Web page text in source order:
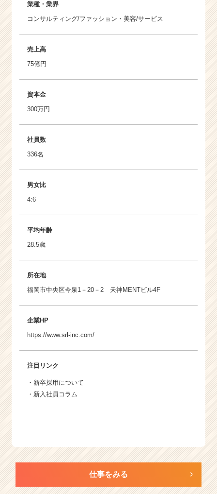
業種・業界
コンサルティング/ファッション・美容/サービス
売上高
75億円
資本金
300万円
社員数
336名
男女比
4:6
平均年齢
28.5歳
所在地
福岡市中央区今泉1－20－2 天神MENTビル4F
企業HP
https://www.srl-inc.com/
注目リンク
・ 新卒採用について
・ 新入社員コラム
仕事をみる